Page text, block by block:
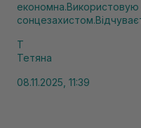
економна.Використовую
Т
Тетяна
08.11.2025, 11:39